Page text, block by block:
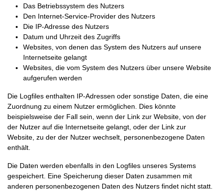
Das Betriebssystem des Nutzers
Den Internet-Service-Provider des Nutzers
Die IP-Adresse des Nutzers
Datum und Uhrzeit des Zugriffs
Websites, von denen das System des Nutzers auf unsere
Internetseite gelangt
Websites, die vom System des Nutzers über unsere Website
aufgerufen werden
Die Logfiles enthalten IP-Adressen oder sonstige Daten, die eine
Zuordnung zu einem Nutzer ermöglichen. Dies könnte
beispielsweise der Fall sein, wenn der Link zur Website, von der
der Nutzer auf die Internetseite gelangt, oder der Link zur
Website, zu der der Nutzer wechselt, personenbezogene Daten
enthält.
Die Daten werden ebenfalls in den Logfiles unseres Systems
gespeichert. Eine Speicherung dieser Daten zusammen mit
anderen personenbezogenen Daten des Nutzers findet nicht statt.